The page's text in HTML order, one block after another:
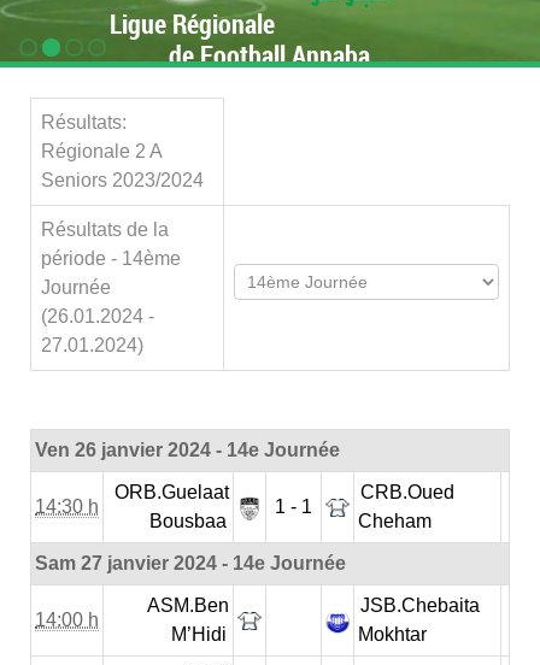
Ligue Régionale
de Football Annaba
Résultats:
Régionale 2 A
Seniors 2023/2024
Résultats de la
période - 14ème
Journée
(26.01.2024 -
27.01.2024)
Ven 26 janvier 2024 - 14e Journée
14:30 h
ORB.Guelaat
Bousbaa
1 - 1
CRB.Oued
Cheham
Sam 27 janvier 2024 - 14e Journée
14:00 h
ASM.Ben
M’Hidi
JSB.Chebaita
Mokhtar